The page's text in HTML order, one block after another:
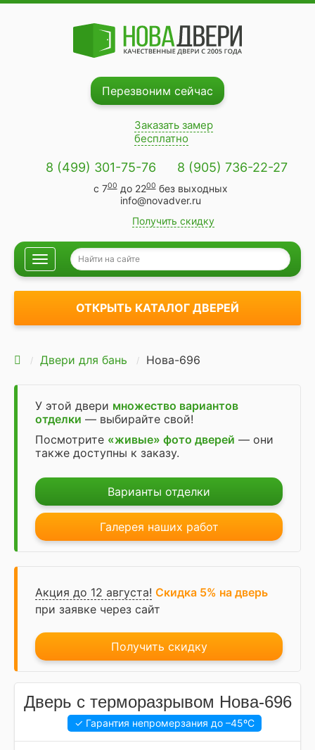
Перезвоним сейчас
Заказать замер
бесплатно
8 (499) 301-75-76 8 (905) 736-22-27
с 700до 2200без выходных
info@novadver.ru
Получить скидку
Навигация
ОТКРЫТЬ КАТАЛОГ ДВЕРЕЙ
Двери для бань Нова-696
У этой двери множество вариантов
отделки — выбирайте свой!
Посмотрите «живые» фото дверей — они
также доступны к заказу.
Варианты отделки
Галерея наших работ
Акция до 12 августа! Скидка 5% на дверь
при заявке через сайт
Получить скидку
Дверь с терморазрывом Нова-696
✓ Гарантия непромерзания до –45ºC